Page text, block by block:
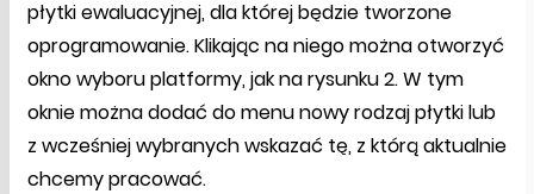
płytki ewaluacyjnej, dla której będzie tworzone
oprogramowanie. Klikając na niego można otworzyć
okno wyboru platformy, jak na rysunku 2. W tym
oknie można dodać do menu nowy rodzaj płytki lub
z wcześniej wybranych wskazać tę, z którą aktualnie
chcemy pracować.